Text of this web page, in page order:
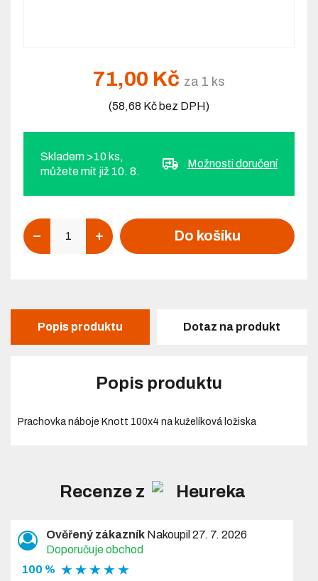
71,00 Kč za 1 ks
(58,68 Kč bez DPH)
Skladem >10 ks,
můžete mít již 10. 8.
Možnosti doručení
Do košíku
Popis produktu Dotaz na produkt
Popis produktu
Prachovka náboje Knott 100x4 na kuželíková ložiska
Recenze z
Ověřený zákazník Nakoupil 27. 7. 2026
Doporučuje obchod
100 % ★ ★ ★ ★ ★